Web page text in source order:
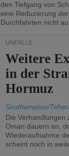
den Tiefgang von
eine Reduzierung
Durchfahrten nicht
UNFÄLLE
Weitere
in der
Hormuz
Southampton/
Die Verhandlungen
Oman dauern an,
Wiederaufnahme
scheint noch in